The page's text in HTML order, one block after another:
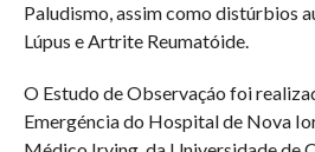
Paludismo, assim como distúrbios
Lúpus e Artrite Reumatóide.
O Estudo de Observaçáo foi
Emergéncia do Hospital de Nova